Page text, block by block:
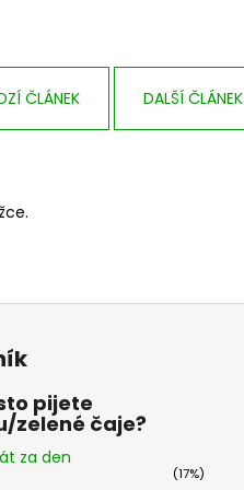
ČLÁNEK DALŠÍ ČLÁNEK
pijete
zelené čaje?
za den
(17%)